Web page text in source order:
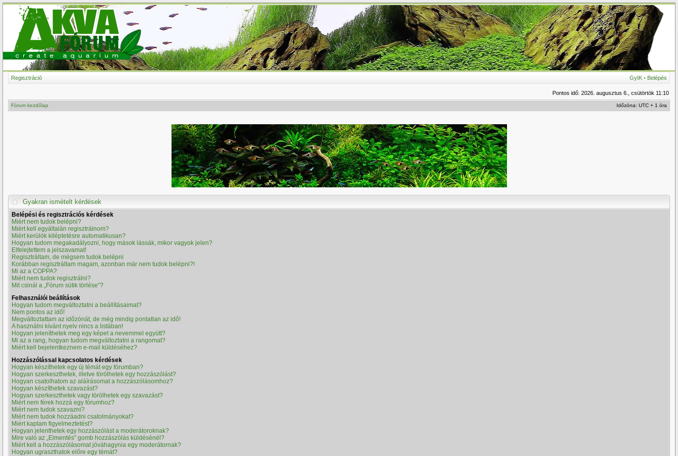
GyIK • Belépés
Regisztráció
Pontos idő: 2026. augusztus 6., csütörtök 11:10
Fórum kezdőlap Időzóna: UTC + 1 óra
Gyakran ismételt kérdések
Belépési és regisztrációs kérdések
Miért nem tudok belépni?
Miért kell egyáltalán regisztrálnom?
Miért kerülök kiléptetésre automatikusan?
Hogyan tudom megakadályozni, hogy mások lássák, mikor vagyok jelen?
Elfelejtettem a jelszavamat!
Regisztráltam, de mégsem tudok belépni
Korábban regisztráltam magam, azonban már nem tudok belépni?!
Mi az a COPPA?
Miért nem tudok regisztrálni?
Mit csinál a „Fórum sütik törlése”?
Felhasználói beállítások
Hogyan tudom megváltoztatni a beállításaimat?
Nem pontos az idő!
Megváltoztattam az időzónát, de még mindig pontatlan az idő!
A használni kívánt nyelv nincs a listában!
Hogyan jeleníthetek meg egy képet a nevemmel együtt?
Mi az a rang, hogyan tudom megváltoztatni a rangomat?
Miért kell bejelentkeznem e-mail küldéséhez?
Hozzászólással kapcsolatos kérdések
Hogyan készíthetek egy új témát egy fórumban?
Hogyan szerkeszthetek, illetve törölhetek egy hozzászólást?
Hogyan csatolhatom az aláírásomat a hozzászólásomhoz?
Hogyan készíthetek szavazást?
Hogyan szerkeszthetek vagy törölhetek egy szavazást?
Miért nem férek hozzá egy fórumhoz?
Miért nem tudok szavazni?
Miért nem tudok hozzáadni csatolmányokat?
Miért kaptam figyelmeztetést?
Hogyan jelenthetek egy hozzászólást a moderátoroknak?
Mire való az „Elmentés” gomb hozzászólás küldésénél?
Miért kell a hozzászólásomat jóváhagynia egy moderátornak?
Hogyan ugraszthatok előre egy témát?